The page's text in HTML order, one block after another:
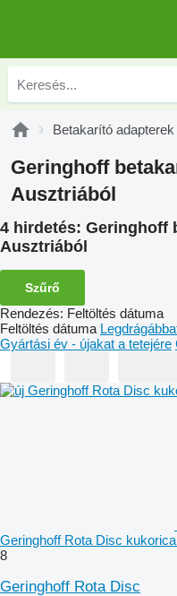
Betakarító adapterek
Geringhoff
Ausztriából
4 hirdetés: Geringhoff
Ausztriából
Szűrő
Rendezés: Feltöltés dátuma
Feltöltés dátuma
Gyártási év - újakat a tetejére
Geringhoff Rota Disc
8
Geringhoff Rota Disc